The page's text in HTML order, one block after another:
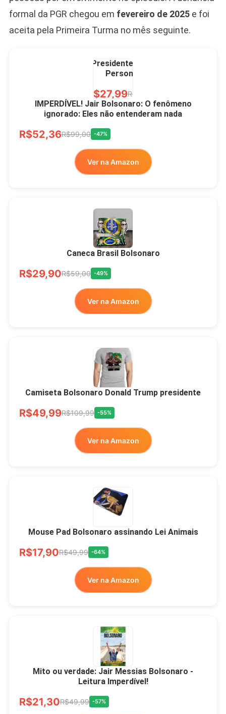
formal da PGR chegou em fevereiro de 2025e foi
aceita pela Primeira Turma no mês seguinte.
Presidente Porcelana
Personalizada
R$27,99R$49,00
Xícara Bolsonaro
Brasão Deus Acima De
Todos
R$33,00
Ver no MERCADO
LIVRE
IMPERDÍVEL! Jair Bolsonaro: O fenômeno
ignorado: Eles não entenderam nada
R$52,36R$99,00 -47%
Ver na Amazon
Caneca Brasil Bolsonaro
R$29,90R$59,00 -49%
Ver na Amazon
Camiseta Bolsonaro Donald Trump presidente
R$49,99R$109,99 -55%
Ver na Amazon
Mouse Pad Bolsonaro assinando Lei Animais
R$17,90R$49,99 -64%
Ver na Amazon
Mito ou verdade: Jair Messias Bolsonaro -
Leitura Imperdível!
R$21,30R$49,99 -57%